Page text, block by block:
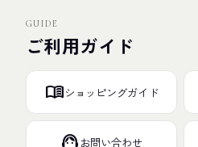
GUIDE
ご利用ガイド
menu_bookショッピングガイド
support_agent お問い合わせ